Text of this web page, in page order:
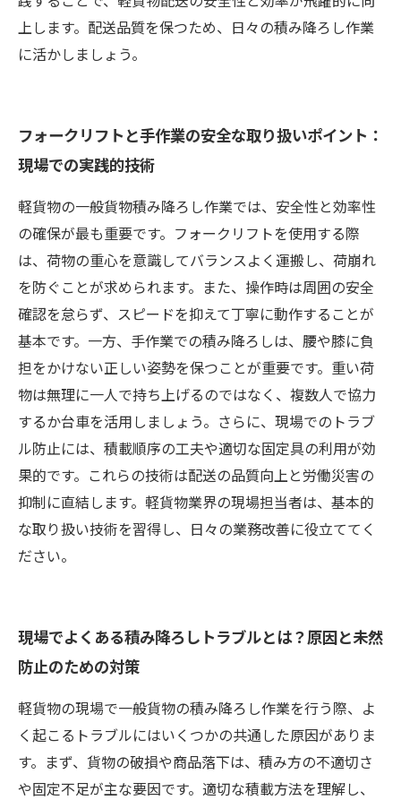
上します。配送品質を保つため、日々の積み降ろし作業
に活かしましょう。
フォークリフトと手作業の安全な取り扱いポイント：
現場での実践的技術
軽貨物の一般貨物積み降ろし作業では、安全性と効率性
の確保が最も重要です。フォークリフトを使用する際
は、荷物の重心を意識してバランスよく運搬し、荷崩れ
を防ぐことが求められます。また、操作時は周囲の安全
確認を怠らず、スピードを抑えて丁寧に動作することが
基本です。一方、手作業での積み降ろしは、腰や膝に負
担をかけない正しい姿勢を保つことが重要です。重い荷
物は無理に一人で持ち上げるのではなく、複数人で協力
するか台車を活用しましょう。さらに、現場でのトラブ
ル防止には、積載順序の工夫や適切な固定具の利用が効
果的です。これらの技術は配送の品質向上と労働災害の
抑制に直結します。軽貨物業界の現場担当者は、基本的
な取り扱い技術を習得し、日々の業務改善に役立ててく
ださい。
現場でよくある積み降ろしトラブルとは？原因と未然
防止のための対策
軽貨物の現場で一般貨物の積み降ろし作業を行う際、よ
く起こるトラブルにはいくつかの共通した原因がありま
す。まず、貨物の破損や商品落下は、積み方の不適切さ
や固定不足が主な要因です。適切な積載方法を理解し、